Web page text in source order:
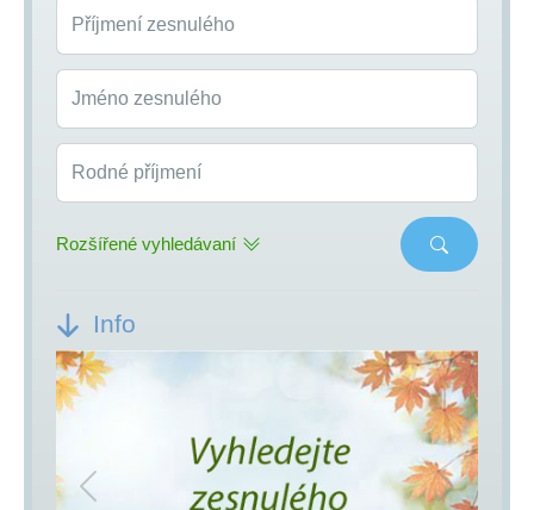
Příjmení zesnulého
Jméno zesnulého
Rodné příjmení
Rozšířené vyhledávaní
Info
Previous Next